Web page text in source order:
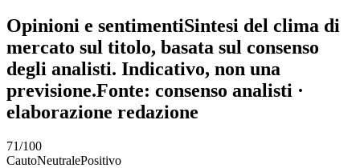
Opinioni e sentimentiSintesi del clima di
mercato sul titolo, basata sul consenso
degli analisti. Indicativo, non una
previsione.Fonte: consenso analisti ·
elaborazione redazione
71/100
CautoNeutralePositivo